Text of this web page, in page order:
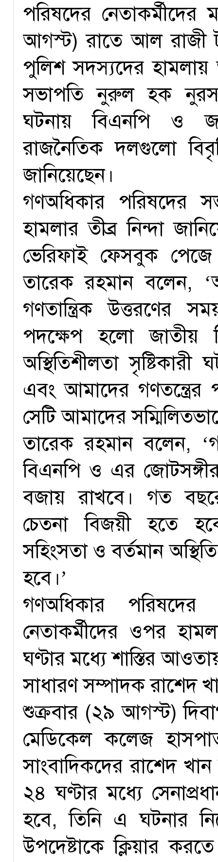
পরিষদের
আগস্ট) রাতে আল রাজী
পুলিশ সদস্যদের
সভাপতি নুরুল হক
ঘটনায় বিএনপি ও
রাজনৈতিক দলগুলো
জানিয়েছেন।
গণঅধিকার পরিষদের
হামলার তীব্র নিন্দা
ভেরিফাই ফেসবুক পেজে
তারেক রহমান বলেন,
গণতান্ত্রিক উত্তরণের
পদক্ষেপ হলো জাতীয়
অস্থিতিশীলতা
এবং আমাদের গণতন্ত্রের
সেটি আমাদের
তারেক রহমান বলেন,
বিএনপি ও এর
বজায় রাখবে। গত
চেতনা বিজয়ী হতে
সহিংসতা ও বর্তমান
হবে।’
গণঅধিকার
নেতাকর্মীদের ওপর
ঘণ্টার মধ্যে শাস্তির
সাধারণ সম্পাদক রাশেদ
শুক্রবার (২৯ আগস্ট)
মেডিকেল কলেজ
সাংবাদিকদের রাশেদ
২৪ ঘণ্টার মধ্যে
হবে, তিনি এ ঘটনার
উপদেষ্টাকে ক্লিয়ার